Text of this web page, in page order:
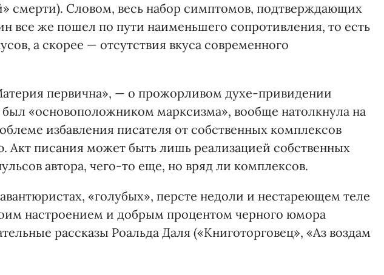
смерти). Словом, весь набор симптомов, подтверждающих
все же пошел по пути наименьшего сопротивления, то есть
а скорее — отсутствия вкуса современного
первична», — о прожорливом духе-привидении
«основоположником марксизма», вообще натолкнула на
избавления писателя от собственных комплексов
Акт писания может быть лишь реализацией собственных
автора, чего-то еще, но вряд ли комплексов.
«голубых», персте недоли и нестареющем теле
настроением и добрым процентом черного юмора
рассказы Роальда Даля («Книготорговец», «Аз воздам